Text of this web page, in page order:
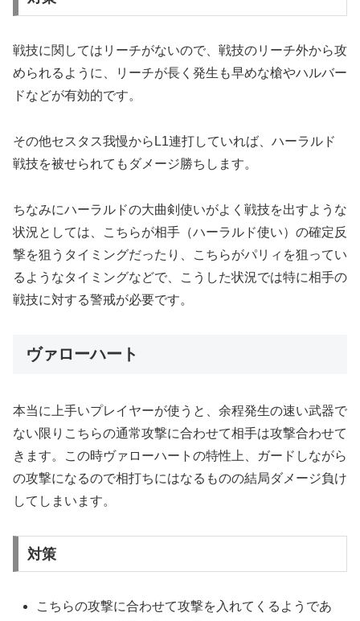
戦技に関してはリーチがないので、戦技のリーチ外から攻
められるように、リーチが長く発生も早めな槍やハルバー
ドなどが有効的です。
その他セスタス我慢からL1連打していれば、ハーラルド
戦技を被せられてもダメージ勝ちします。
ちなみにハーラルドの大曲剣使いがよく戦技を出すような
状況としては、こちらが相手（ハーラルド使い）の確定反
撃を狙うタイミングだったり、こちらがパリィを狙ってい
るようなタイミングなどで、こうした状況では特に相手の
戦技に対する警戒が必要です。
ヴァローハート
本当に上手いプレイヤーが使うと、余程発生の速い武器で
ない限りこちらの通常攻撃に合わせて相手は攻撃合わせて
きます。この時ヴァローハートの特性上、ガードしながら
の攻撃になるので相打ちにはなるものの結局ダメージ負け
してしまいます。
対策
こちらの攻撃に合わせて攻撃を入れてくるようであ